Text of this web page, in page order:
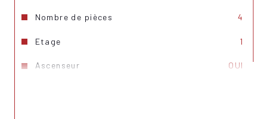
Nombre de pièces 4
Etage 1
Ascenseur
OUI